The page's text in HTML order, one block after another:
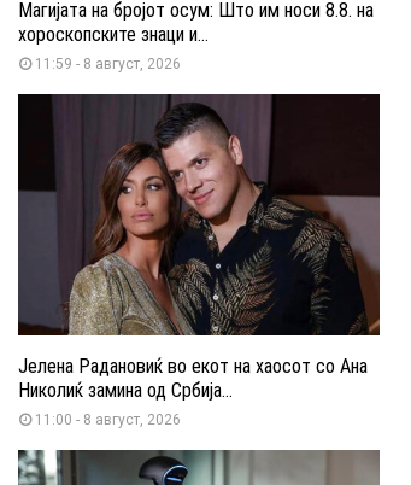
Магијата на бројот осум: Што им носи 8.8. на
хороскопските знаци и...
11:59 - 8 август, 2026
Јелена Радановиќ во екот на хаосот со Ана
Николиќ замина од Србија...
11:00 - 8 август, 2026